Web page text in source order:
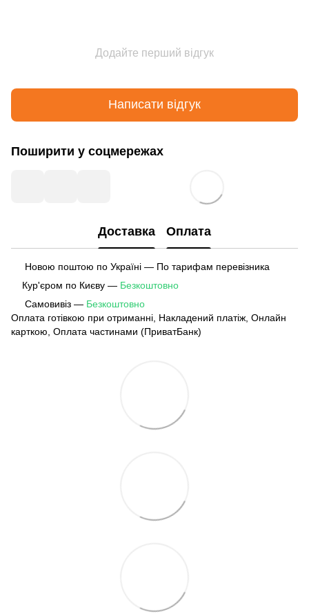
Додайте перший відгук
Написати відгук
Поширити у соцмережах
Доставка Оплата
Новою поштою по Україні — По тарифам перевізника
Кур'єром по Києву — Безкоштовно
Самовивіз — Безкоштовно
Оплата готівкою при отриманні, Накладений платіж, Онлайн
карткою, Оплата частинами (ПриватБанк)